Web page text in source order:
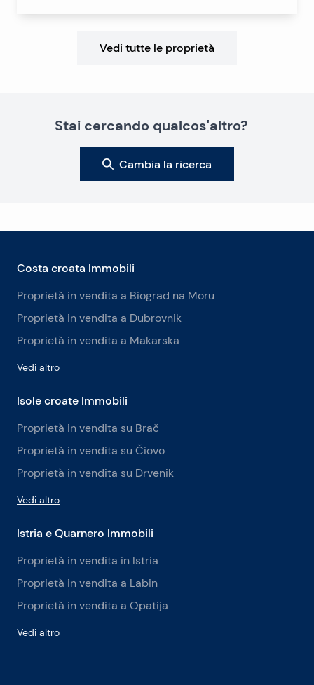
Vedi tutte le proprietà
Stai cercando qualcos'altro?
Cambia la ricerca
Costa croata Immobili
Proprietà in vendita a Biograd na Moru
Proprietà in vendita a Dubrovnik
Proprietà in vendita a Makarska
Vedi altro
Isole croate Immobili
Proprietà in vendita su Brač
Proprietà in vendita su Čiovo
Proprietà in vendita su Drvenik
Vedi altro
Istria e Quarnero Immobili
Proprietà in vendita in Istria
Proprietà in vendita a Labin
Proprietà in vendita a Opatija
Vedi altro